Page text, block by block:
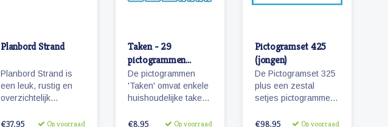
Planbord Strand
Planbord Strand is
een leuk, rustig en
overzichtelijk
kinderen. De
€37,95 Op voorraad
Taken - 29
pictogrammen
(jongen)
De pictogrammen
'Taken' omvat enkele
huishoudelijke taken
kunnen helpen.
€8,95 Op voorraad
Pictogramset 425
(jongen)
De Pictogramset 325
plus een zestal
setjes pictogrammen
weer, maanden,
€98,95 Op voorraad